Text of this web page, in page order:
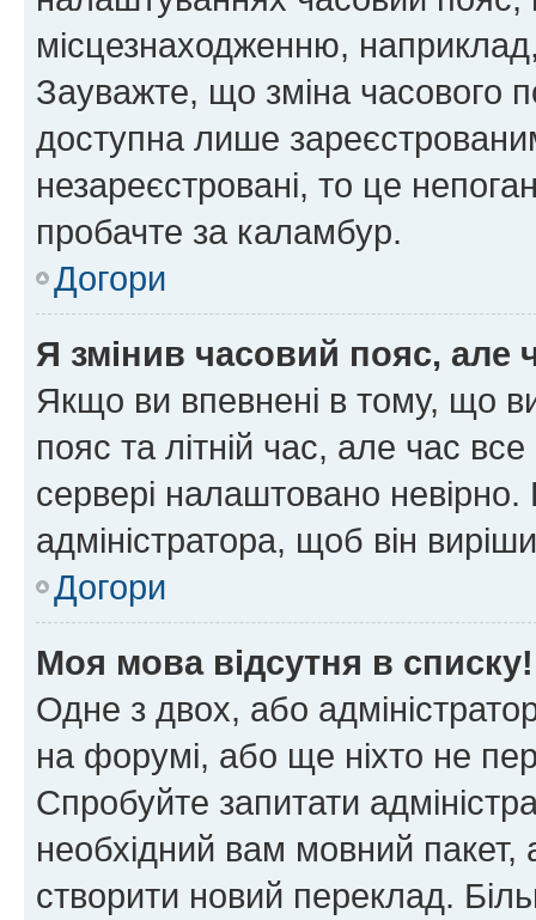
місцезнаходженню,
Зауважте, що зміна часового
доступна лише
незареєстровані, то це
пробачте за каламбур.
Догори
Я змінив часовий пояс, але
Якщо ви впевнені в тому, що
пояс та літній час, але час
сервері налаштовано
адміністратора, щоб він
Догори
Моя мова відсутня в списку!
Одне з двох, або
на форумі, або ще ніхто не
Спробуйте запитати
необхідний вам мовний
створити новий переклад.